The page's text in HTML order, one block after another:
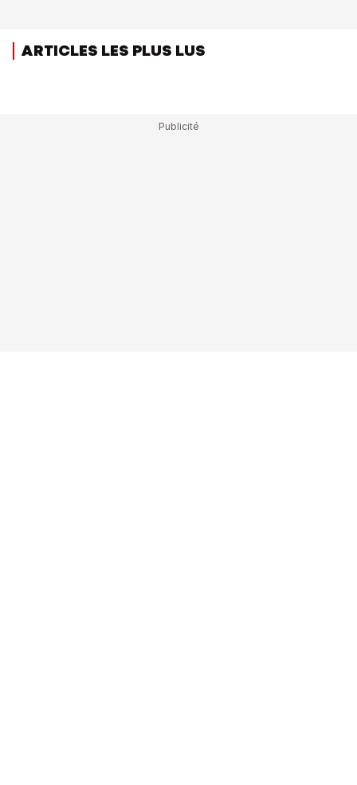
ARTICLES LES PLUS LUS